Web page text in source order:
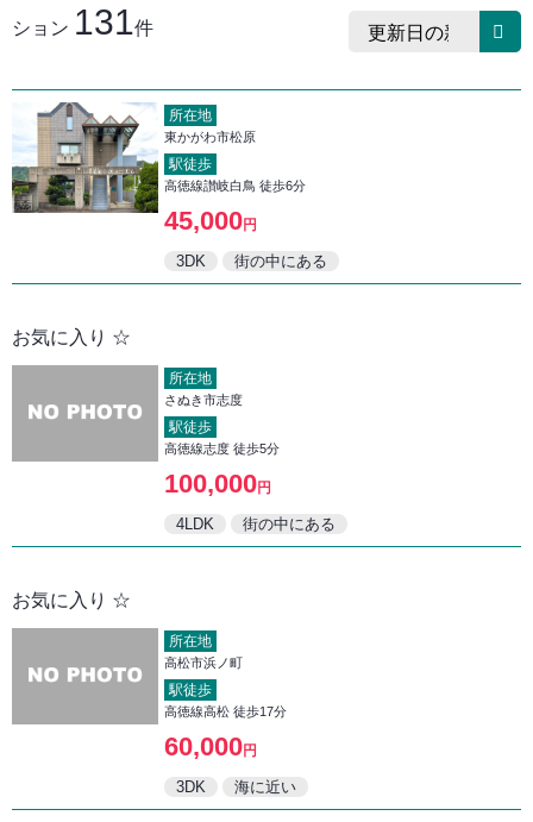
ション 131件
所在地
東かがわ市松原
駅徒歩
高徳線讃岐白鳥 徒歩6分
45,000円
3DK 街の中にある
お気に入り ☆
所在地
さぬき市志度
駅徒歩
高徳線志度 徒歩5分
100,000円
4LDK 街の中にある
お気に入り ☆
所在地
高松市浜ノ町
駅徒歩
高徳線高松 徒歩17分
60,000円
3DK 海に近い